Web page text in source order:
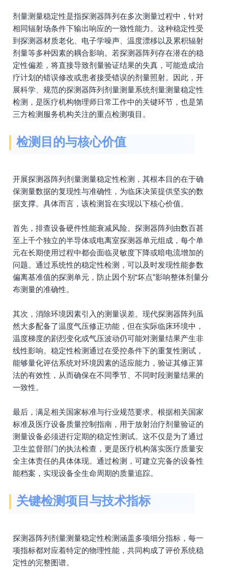
剂量测量稳定性是指探测器阵列在多次测量过程中，针对
相同辐射场条件下输出响应的一致性能力。这种稳定性受
到探测器材质老化、电子学噪声、温度漂移以及累积辐射
剂量等多种因素的耦合影响。若探测器阵列存在潜在的稳
定性偏差，将直接导致剂量验证结果的失真，可能造成治
疗计划的错误修改或患者接受错误的剂量照射。因此，开
展科学、规范的探测器阵列剂量测量系统剂量测量稳定性
检测，是医疗机构物理师日常工作中的关键环节，也是第
三方检测服务机构关注的重点检测项目。
检测目的与核心价值
开展探测器阵列剂量测量稳定性检测，其根本目的在于确
保测量数据的复现性与准确性，为临床决策提供坚实的数
据支撑。具体而言，该检测旨在实现以下核心价值。
首先，排查设备硬件性能衰减风险。探测器阵列由数百甚
至上千个独立的半导体或电离室探测器单元组成，每个单
元在长期使用过程中都会面临灵敏度下降或暗电流增加的
问题。通过系统性的稳定性检测，可以及时发现性能参数
偏离基准值的探测单元，防止因个别“坏点”影响整体剂量分
布测量的准确性。
其次，消除环境因素引入的测量误差。现代探测器阵列虽
然大多配备了温度气压修正功能，但在实际临床环境中，
温度梯度的剧烈变化或气压波动仍可能对测量结果产生非
线性影响。稳定性检测通过在受控条件下的重复性测试，
能够量化评估系统对环境因素的适应能力，验证其修正算
法的有效性，从而确保在不同季节、不同时段测量结果的
一致性。
最后，满足相关国家标准与行业规范要求。根据相关国家
标准及医疗设备质量控制指南，用于放射治疗剂量验证的
测量设备必须进行定期的稳定性测试。这不仅是为了通过
卫生监督部门的执法检查，更是医疗机构落实医疗质量安
全主体责任的具体体现。通过检测，可建立完备的设备性
能档案，实现设备全生命周期的质量追踪。
关键检测项目与技术指标
探测器阵列剂量测量稳定性检测涵盖多项细分指标，每一
项指标都对应着特定的物理性能，共同构成了评价系统稳
定性的完整图谱。